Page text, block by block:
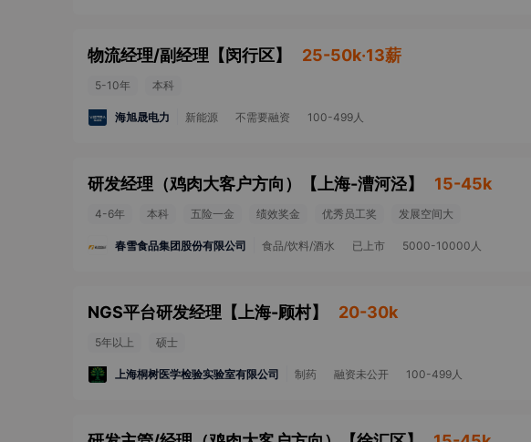
物流经理/副经理 【闵行区】 25-50k·13薪
5-10年 本科
海旭晟电力 新能源 不需要融资 100-499人
研发经理（鸡肉大客户方向） 【 上海-漕河泾】 15-45k
4-6年 本科 五险一金 绩效奖金 优秀员工奖 发展空间大
春雪食品集团股份有限公司 食品/饮料/酒水 已上市 5000-10000人
NGS平台研发经理 【 上海-顾村】 20-30k
5年以上 硕士
上海桐树医学检验实验室有限公司 制药 融资未公开 100-499人